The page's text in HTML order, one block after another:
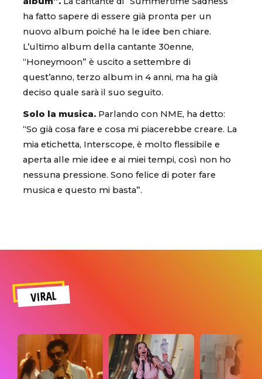
ha fatto sapere di essere già pronta per un
nuovo album poiché ha le idee ben chiare.
L’ultimo album della cantante 30enne,
“Honeymoon” è uscito a settembre di
quest’anno, terzo album in 4 anni, ma ha già
deciso quale sarà il suo seguito.
Solo la musica. Parlando con NME, ha detto:
“So già cosa fare e cosa mi piacerebbe creare. La
mia etichetta, Interscope, è molto flessibile e
aperta alle mie idee e ai miei tempi, così non ho
nessuna pressione. Sono felice di poter fare
musica e questo mi basta”.
VIRAL